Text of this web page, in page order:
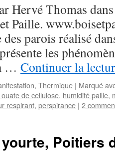
Hervé Thomas
Paille.
parois réalisé
les
… Continuer la
, Thermique | Marqué
de cellulose, humidité paille,
respirant, perspirance | 2
Poitiers